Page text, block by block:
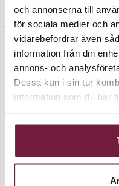
och annonserna till
för sociala medier och
vidarebefordrar även
information från din
annons- och
Dessa kan i sin tur
information som du har
3 400,00 kr
Make-Up Stol - Hopfällbar